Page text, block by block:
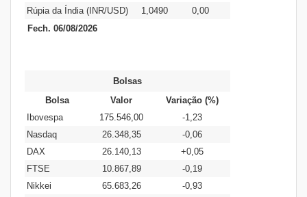
Rúpia da Índia (INR/USD)
1,0490
0,00
Fech. 06/08/2026
Bolsas
Bolsa
Valor
Variação (%)
Ibovespa
175.546,00
-1,23
Nasdaq
26.348,35
-0,06
DAX
26.140,13
+0,05
FTSE
10.867,89
-0,19
Nikkei
65.683,26
-0,93